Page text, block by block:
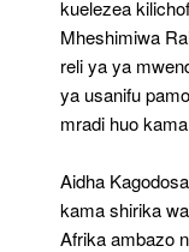
kuelezea
Mheshimiwa
reli ya ya
ya usanifu
mradi huo
Aidha
kama shirika
Afrika ambazo